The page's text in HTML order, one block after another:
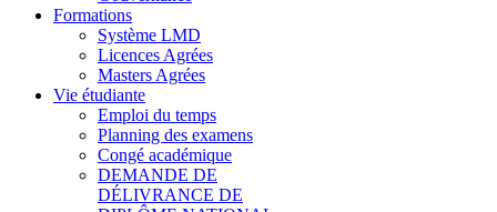
Formations
Système LMD
Licences Agrées
Masters Agrées
Vie étudiante
Emploi du temps
Planning des examens
Congé académique
DEMANDE DE
DÉLIVRANCE DE